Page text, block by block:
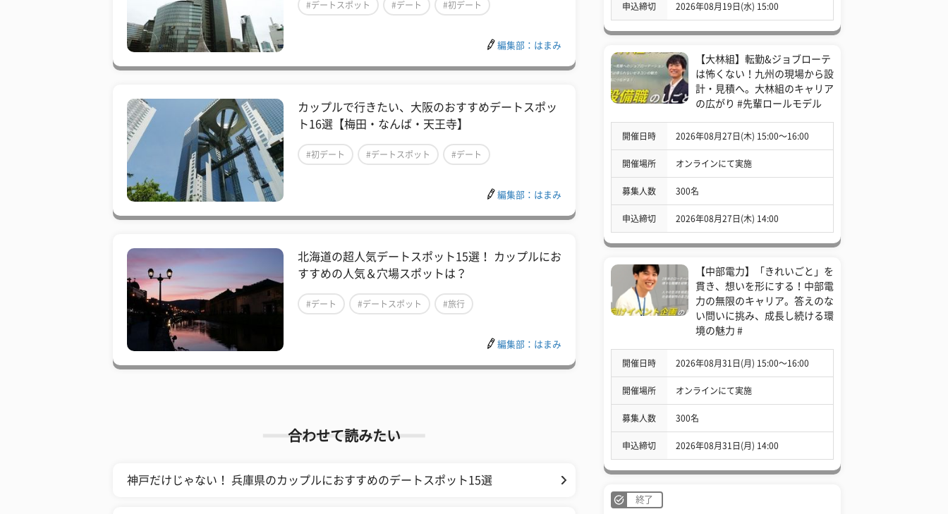
#デートスポット #デート #初デート
編集部：はまみ
カップルで行きたい、大阪のおすすめデートスポッ
ト16選【梅田・なんば・天王寺】
#初デート #デートスポット #デート
編集部：はまみ
北海道の超人気デートスポット15選！ カップルにお
すすめの人気＆穴場スポットは？
#デート #デートスポット #旅行
編集部：はまみ
合わせて読みたい
神戸だけじゃない！ 兵庫県のカップルにおすすめのデートスポット15選
申込締切 2026年08月19日(水) 15:00
【大林組】転勤&ジョブローテ
は怖くない！九州の現場から設
計・見積へ。大林組のキャリア
の広がり #先輩ロールモデル
開催日時 2026年08月27日(木) 15:00〜16:00
開催場所 オンラインにて実施
募集人数 300名
申込締切 2026年08月27日(木) 14:00
【中部電力】「きれいごと」を
貫き、想いを形にする！中部電
力の無限のキャリア。答えのな
い問いに挑み、成長し続ける環
境の魅力 #
開催日時 2026年08月31日(月) 15:00〜16:00
開催場所 オンラインにて実施
募集人数 300名
申込締切 2026年08月31日(月) 14:00
終了